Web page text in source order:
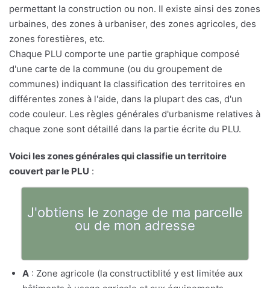
permettant la construction ou non. Il existe ainsi des zones
urbaines, des zones à urbaniser, des zones agricoles, des
zones forestières, etc.
Chaque PLU comporte une partie graphique composé
d'une carte de la commune (ou du groupement de
communes) indiquant la classification des territoires en
différentes zones à l'aide, dans la plupart des cas, d'un
code couleur. Les règles générales d'urbanisme relatives à
chaque zone sont détaillé dans la partie écrite du PLU.
Voici les zones générales qui classifie un territoire
couvert par le PLU :
J'obtiens le zonage de ma parcelle
ou de mon adresse
A : Zone agricole (la constructiblité y est limitée aux